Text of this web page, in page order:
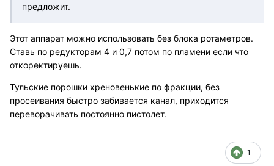
предложит.
Этот аппарат можно использовать без блока ротаметров.
Ставь по редукторам 4 и 0,7 потом по пламени если что
откоректируешь.
Тульские порошки хреновенькие по фракции, без
просеивания быстро забивается канал, приходится
переворачивать постоянно пистолет.
1